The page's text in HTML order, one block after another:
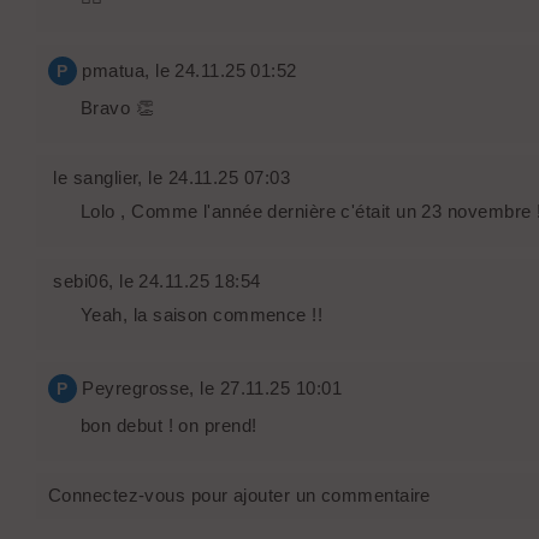
P pmatua, le 24.11.25 01:52
Bravo 👏
le sanglier, le 24.11.25 07:03
Lolo , Comme l'année dernière c'était un 23 novembre
sebi06, le 24.11.25 18:54
Yeah, la saison commence !!
P Peyregrosse, le 27.11.25 10:01
bon debut ! on prend!
Connectez-vous pour ajouter un commentaire